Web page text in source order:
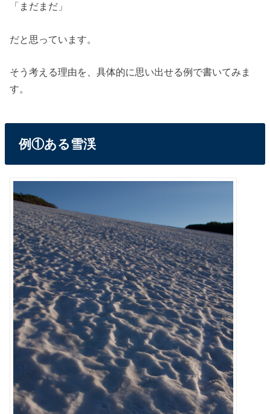
「まだまだ」
だと思っています。
そう考える理由を、具体的に思い出せる例で書いてみま
す。
例①ある雪渓